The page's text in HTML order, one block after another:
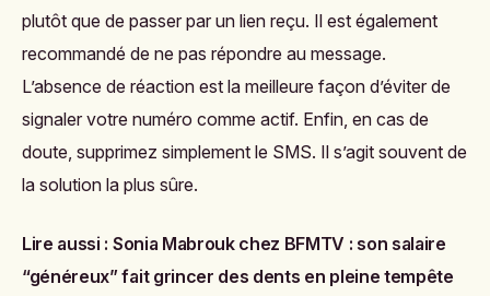
plutôt que de passer par un lien reçu. Il est également
recommandé de ne pas répondre au message.
L’absence de réaction est la meilleure façon d’éviter de
signaler votre numéro comme actif. Enfin, en cas de
doute, supprimez simplement le SMS. Il s’agit souvent de
la solution la plus sûre.
Lire aussi : Sonia Mabrouk chez BFMTV : son salaire
“généreux” fait grincer des dents en pleine tempête